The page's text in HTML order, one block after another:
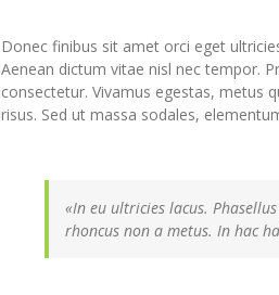
Donec finibus sit amet orci eget
Aenean dictum vitae nisl nec tempor.
consectetur. Vivamus egestas, metus
risus. Sed ut massa sodales,
«In eu ultricies lacus.
rhoncus non a metus. In hac